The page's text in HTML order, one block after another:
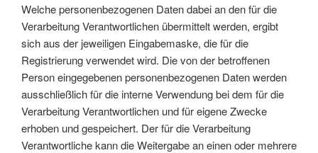
Welche personenbezogenen Daten dabei an den für die
Verarbeitung Verantwortlichen übermittelt werden, ergibt
sich aus der jeweiligen Eingabemaske, die für die
Registrierung verwendet wird. Die von der betroffenen
Person eingegebenen personenbezogenen Daten werden
ausschließlich für die interne Verwendung bei dem für die
Verarbeitung Verantwortlichen und für eigene Zwecke
erhoben und gespeichert. Der für die Verarbeitung
Verantwortliche kann die Weitergabe an einen oder mehrere